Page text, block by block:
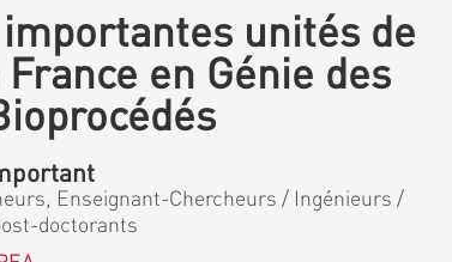
unités de
en Génie des
Enseignant-Chercheurs / Ingénieurs /
doctorants